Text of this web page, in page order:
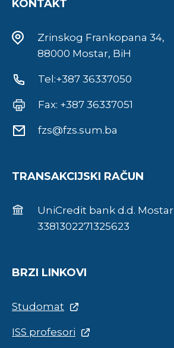
KONTAKT
Zrinskog Frankopana 34,
88000 Mostar, BiH
Tel:+387 36337050
Fax: +387 36337051
fzs@fzs.sum.ba
TRANSAKCIJSKI RAČUN
UniCredit bank d.d. Mostar
3381302271325623
BRZI LINKOVI
Studomat
ISS profesori